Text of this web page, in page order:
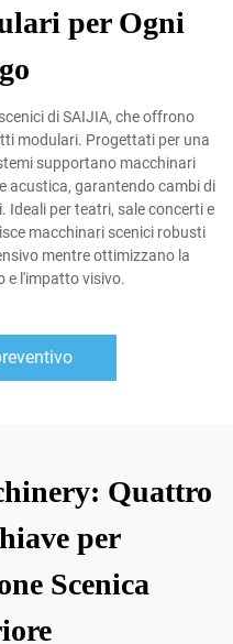
per Ogni
di SAIJIA, che offrono
modulari. Progettati per una
supportano macchinari
acustica, garantendo cambi di
Ideali per teatri, sale concerti e
macchinari scenici robusti
mentre ottimizzano la
e l'impatto visivo.
Quattro
per
Scenica